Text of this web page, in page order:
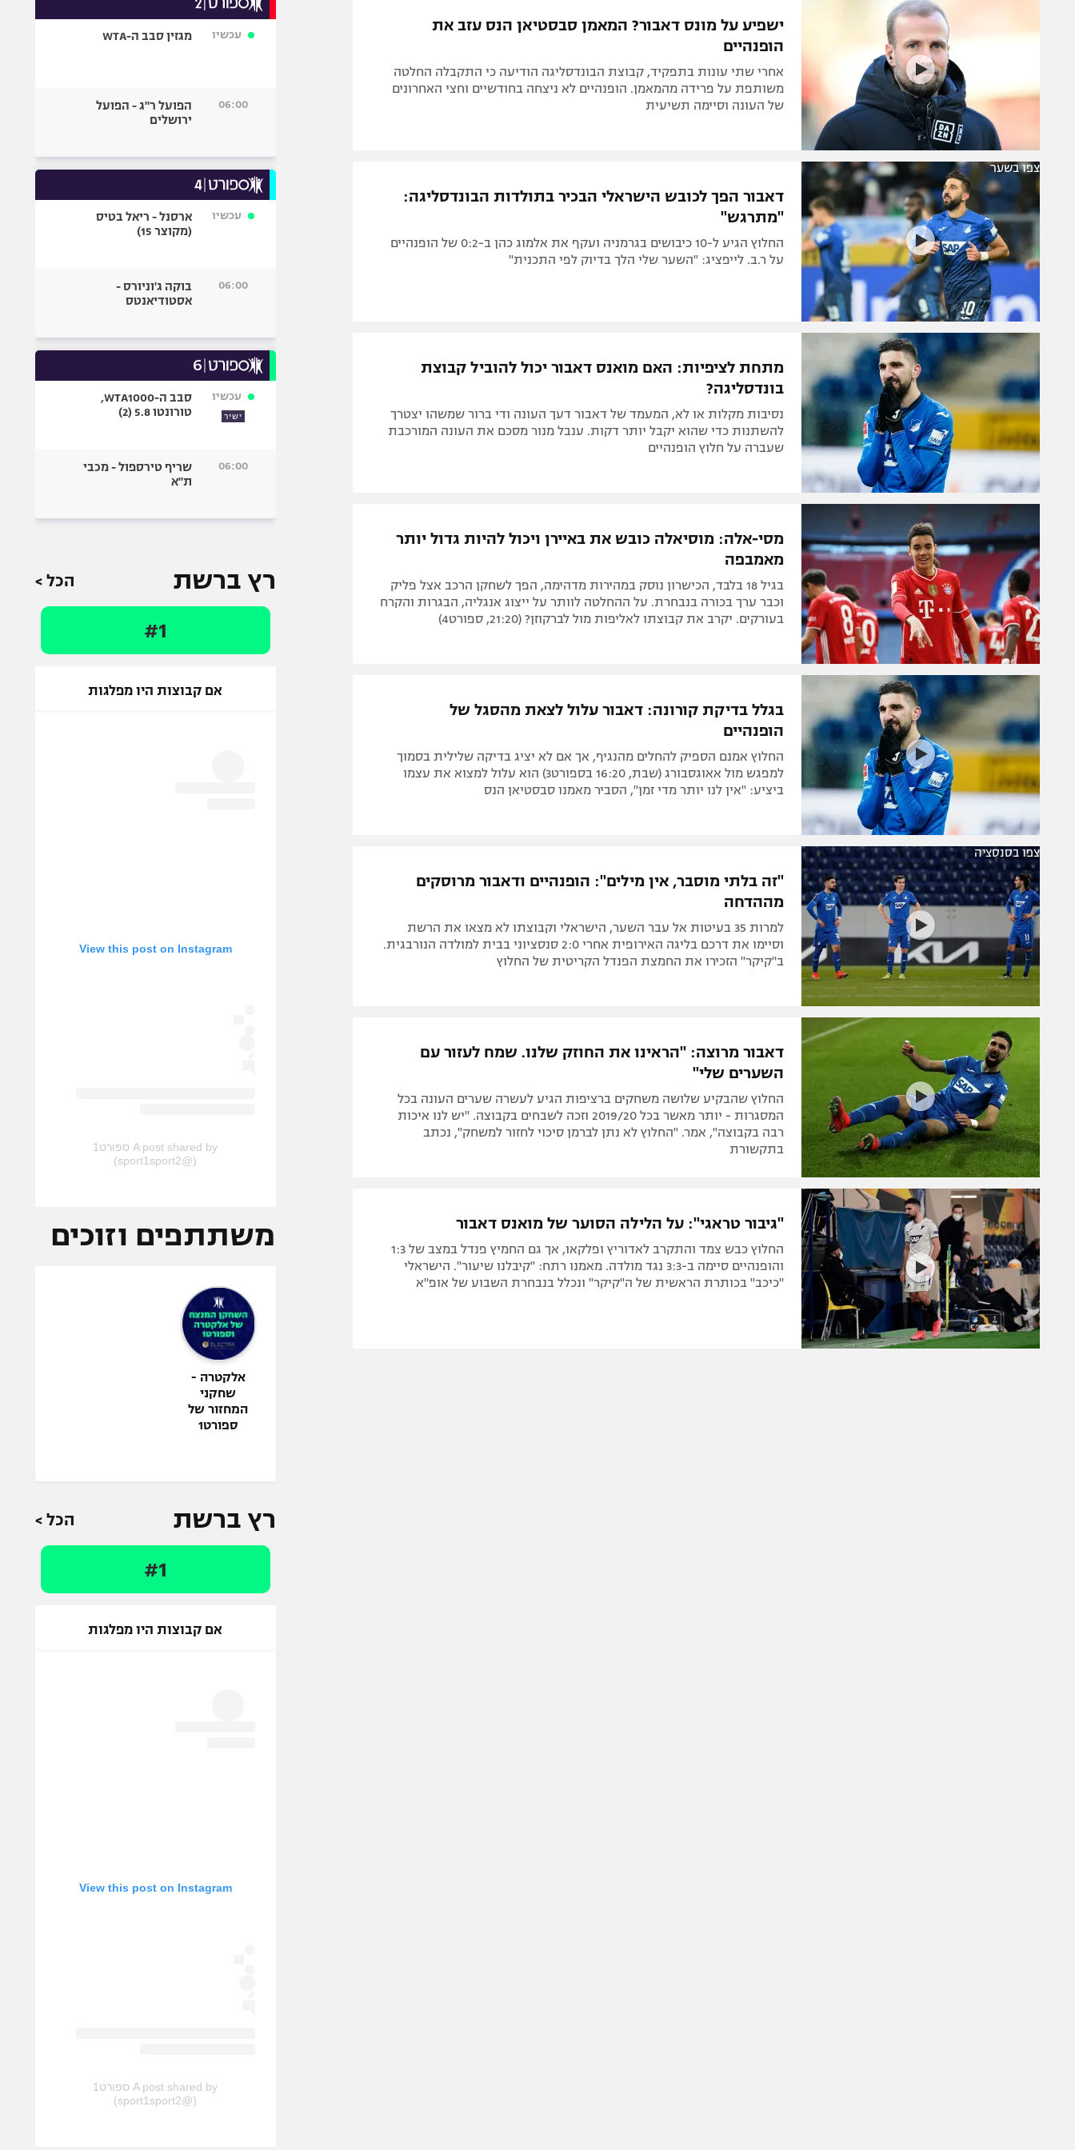
תקנון משתתפים וזוכים בפרסים
תקנון עבור פעילות אלקטרה
תקנון עבור פעילות ספורט 1 – "מרלן"
טניס
גיימינג E-Sports
תנאי שימוש
מדיניות פרטיות
תקנון פעילות ספורט 1
רשיון להקרנה פומבית לבית עסק
הצטרפות לחבילת הערוצים
לוח דרושים – ג'ובנט
תגיות
המגזין
מכבי נתניה
בני יהודה
ליגות נוספות
ספורט מוטורי
בייסבול MLB
גיימינג E-Sports
ישפיע על מונס דאבור? המאמן סבסטיאן הנס עזב את
הופנהיים
אחרי שתי עונות בתפקיד, קבוצת הבונדסליגה הודיעה כי התקבלה החלטה
משותפת על פרידה מהמאמן. הופנהיים לא ניצחה בחודשיים וחצי האחרונים
של העונה וסיימה תשיעית
צפו בשער
דאבור הפך לכובש הישראלי הבכיר בתולדות הבונדסליגה:
"מתרגש"
החלוץ הגיע ל-10 כיבושים בגרמניה ועקף את אלמוג כהן ב-0:2 של הופנהיים
על ר.ב. לייפציג: "השער שלי הלך בדיוק לפי התכנית"
מתחת לציפיות: האם מואנס דאבור יכול להוביל קבוצת
בונדסליגה?
נסיבות מקלות או לא, המעמד של דאבור דעך העונה ודי ברור שמשהו יצטרך
להשתנות כדי שהוא יקבל יותר דקות. ענבל מנור מסכם את העונה המורכבת
שעברה על חלוץ הופנהיים
מסי-אלה: מוסיאלה כובש את באיירן ויכול להיות גדול יותר
מאמבפה
בגיל 18 בלבד, הכישרון נוסק במהירות מדהימה, הפך לשחקן הרכב אצל פליק
וכבר ערך בכורה בנבחרת. על ההחלטה לוותר על ייצוג אנגליה, הבגרות והקרח
בעורקים. יקרב את קבוצתו לאליפות מול לברקוזן? (21:20, ספורט4)
בגלל בדיקת קורונה: דאבור עלול לצאת מהסגל של
הופנהיים
החלוץ אמנם הספיק להחלים מהנגיף, אך אם לא יציג בדיקה שלילית בסמוך
למפגש מול אאוגסבורג (שבת, 16:20 בספורט3) הוא עלול למצוא את עצמו
ביציע: "אין לנו יותר מדי זמן", הסביר מאמנו סבסטיאן הנס
צפו בסנסציה
"זה בלתי מוסבר, אין מילים": הופנהיים ודאבור מרוסקים
מההדחה
למרות 35 בעיטות אל עבר השער, הישראלי וקבוצתו לא מצאו את הרשת
וסיימו את דרכם בליגה האירופית אחרי 2:0 סנסציוני בבית למולדה הנורבגית.
ב"קיקר" הזכירו את החמצת הפנדל הקריטית של החלוץ
דאבור מרוצה: "הראינו את החוזק שלנו. שמח לעזור עם
השערים שלי"
החלוץ שהבקיע שלושה משחקים ברציפות הגיע לעשרה שערים העונה בכל
המסגרות - יותר מאשר בכל 2019/20 וזכה לשבחים בקבוצה. "יש לנו איכות
רבה בקבוצה", אמר. "החלוץ לא נתן לברמן סיכוי לחזור למשחק", נכתב
בתקשורת
"גיבור טראגי": על הלילה הסוער של מואנס דאבור
החלוץ כבש צמד והתקרב לאדוריץ ופלקאו, אך גם החמיץ פנדל במצב של 1:3
והופנהיים סיימה ב-3:3 נגד מולדה. מאמנו רתח: "קיבלנו שיעור". הישראלי
"כיכב" בכותרת הראשית של ה"קיקר" ונכלל בנבחרת השבוע של אופ"א
עכשיו מגזין סבב ה-WTA
06:00
הפועל ר"ג - הפועל
ירושלים
עכשיו
ארסנל - ריאל בטיס
(מקוצר 15)
06:00
בוקה ג'וניורס -
אסטודיאנטס
עכשיו
ישיר
סבב ה-WTA1000,
טורונטו 5.8 (2)
06:00
שריף טירספול - מכבי
ת"א
רץ ברשת הכל >
#1
אם קבוצות היו מפלגות
View this post on Instagram
A post shared by ספורט1
(@sport1sport2)
משתתפים וזוכים
אלקטרה -
שחקני
המחזור של
ספורט1
רץ ברשת הכל >
#1
אם קבוצות היו מפלגות
View this post on Instagram
A post shared by ספורט1
(@sport1sport2)